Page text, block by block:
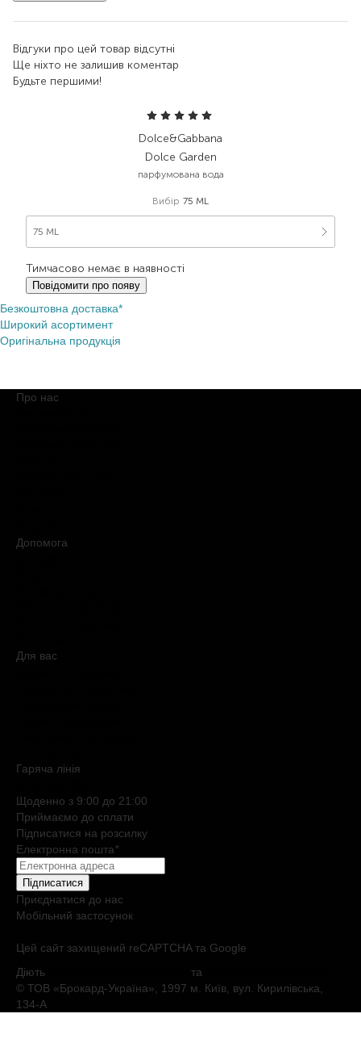
Відгуки про цей товар відсутні
Ще ніхто не залишив коментар
Будьте першими!
Dolce&Gabbana
Dolce Garden
парфумована вода
Вибір 75 ML
75 ML
Тимчасово немає в наявності
Повідомити про появу
Безкоштовна доставка*
Широкий асортимент
Оригінальна продукція
Про нас
Допомога
Для вас
Гаряча лiнiя
Щоденно з 9:00 до 21:00
Приймаємо до сплати
Підписатися на розсилку
Електронна пошта*
Підписатися
Приєднатися до нас
Мобільний застосунок
Цей сайт захищений reCAPTCHA та Google
Діють
та
© ТОВ «Брокард-Україна», 1997 м. Київ, вул. Кирилівська,
134-А